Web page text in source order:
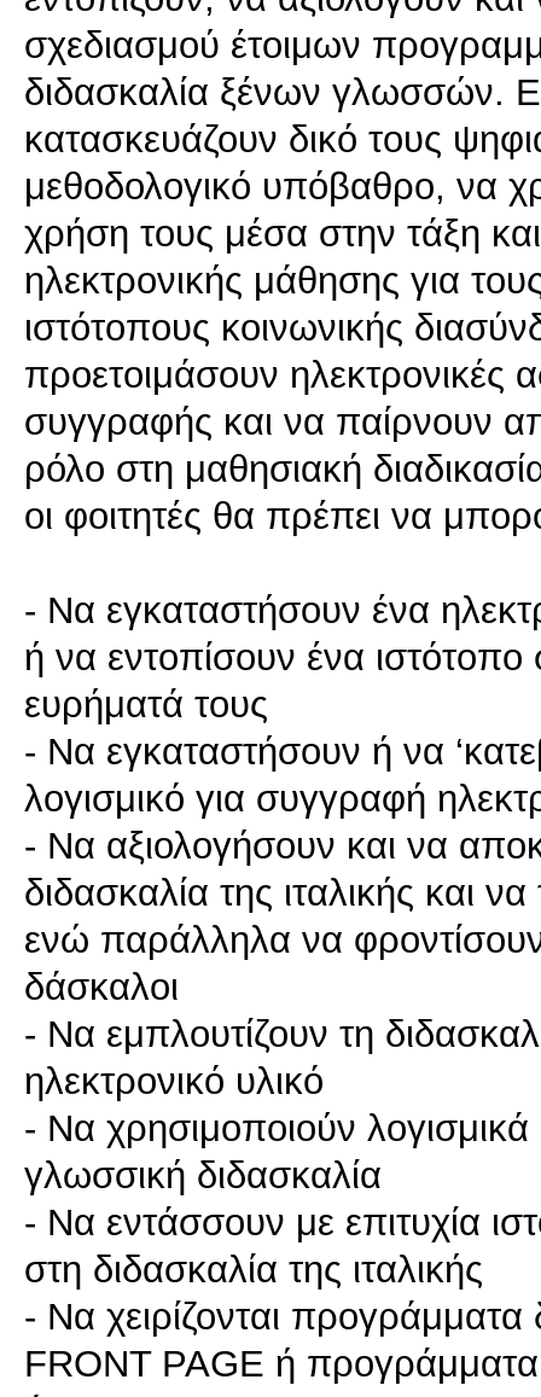
σχεδιασμού έτοιμων
διδασκαλία ξένων γλωσσών.
κατασκευάζουν δικό τους
μεθοδολογικό υπόβαθρο, να
χρήση τους μέσα στην τάξη
ηλεκτρονικής μάθησης για
ιστότοπους κοινωνικής
προετοιμάσουν ηλεκτρονικές
συγγραφής και να παίρνουν
ρόλο στη μαθησιακή
οι φοιτητές θα πρέπει να
- Να εγκαταστήσουν ένα
ή να εντοπίσουν ένα
ευρήματά τους
- Να εγκαταστήσουν ή να
λογισμικό για συγγραφή
- Να αξιολογήσουν και να
διδασκαλία της ιταλικής και
ενώ παράλληλα να
δάσκαλοι
- Να εμπλουτίζουν τη
ηλεκτρονικό υλικό
- Να χρησιμοποιούν
γλωσσική διδασκαλία
- Να εντάσσουν με επιτυχία
στη διδασκαλία της ιταλικής
- Να χειρίζονται
FRONT PAGE ή προγράμματα